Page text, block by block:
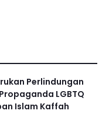
Perlindungan
LGBTQ
Islam Kaffah